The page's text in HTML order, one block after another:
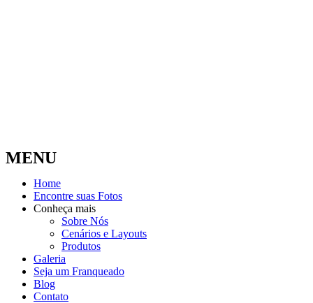
MENU
Home
Encontre suas Fotos
Conheça mais
Sobre Nós
Cenários e Layouts
Produtos
Galeria
Seja um Franqueado
Blog
Contato